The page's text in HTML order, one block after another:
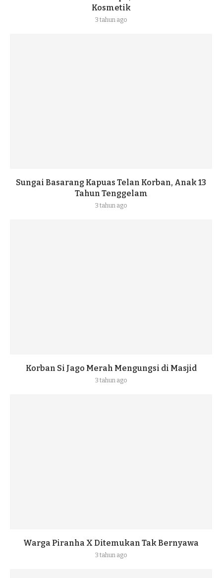
Kosmetik
3 tahun ago
Sungai Basarang Kapuas Telan Korban, Anak 13
Tahun Tenggelam
3 tahun ago
Korban Si Jago Merah Mengungsi di Masjid
3 tahun ago
Warga Piranha X Ditemukan Tak Bernyawa
3 tahun ago